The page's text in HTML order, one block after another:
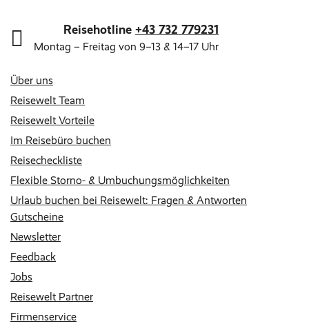
Über uns
Reisewelt Team
Reisewelt Vorteile
Im Reisebüro buchen
Reisecheckliste
Flexible Storno- & Umbuchungsmöglichkeiten
Urlaub buchen bei Reisewelt: Fragen & Antworten
Gutscheine
Newsletter
Feedback
Jobs
Reisewelt Partner
Firmenservice
Reisehotline +43 732 779231
Montag – Freitag von 9–13 & 14–17 Uhr